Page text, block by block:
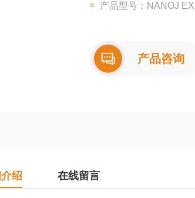
产品型号：NANOJ
产品咨询
绍 在线留言